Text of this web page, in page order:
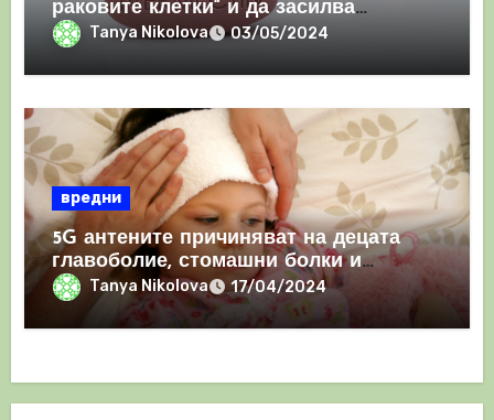
раковите клетки“ и да засилва
имунния отговор
Tanya Nikolova 03/05/2024
вредни
5G антените причиняват на децата
главоболие, стомашни болки и
проблеми със съня
Tanya Nikolova 17/04/2024